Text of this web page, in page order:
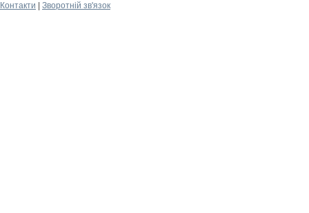
Контакти
Зворотній зв'язок